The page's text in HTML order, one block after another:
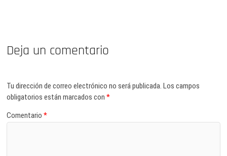
Deja un comentario
Tu dirección de correo electrónico no será publicada. Los campos
obligatorios están marcados con*
Comentario*